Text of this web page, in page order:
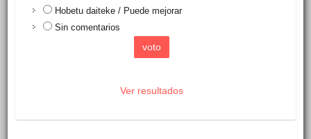
Hobetu daiteke / Puede mejorar
Sin comentarios
Ver resultados